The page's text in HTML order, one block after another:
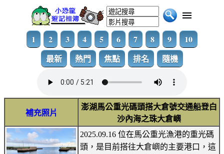
1 2 3 4 5 6 7 8 9
10
最新
熱門 焦點 排名 隨機
補充照片
澎湖馬公重光碼頭搭大倉號交通船登白
沙內海之珠大倉嶼
2025.09.16 位在馬公重光漁港的重光碼
頭，是目前搭往大倉嶼的主要港口，這